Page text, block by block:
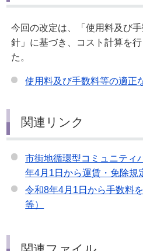
今回の改定は、「使用料及び
針」に基づき、コスト計算を
た。
使用料及び手数料等の適正
関連リンク
市街地循環型コミュニティ
年4月1日から運賃・免除規
令和8年4月1日から手数料
等）